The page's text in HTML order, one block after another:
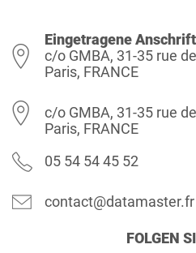
Eingetragene Anschrift
c/o GMBA, 31-35 rue
Paris, FRANCE
c/o GMBA, 31-35 rue
Paris, FRANCE
05 54 54 45 52
contact@datamaster.fr
FOLGEN